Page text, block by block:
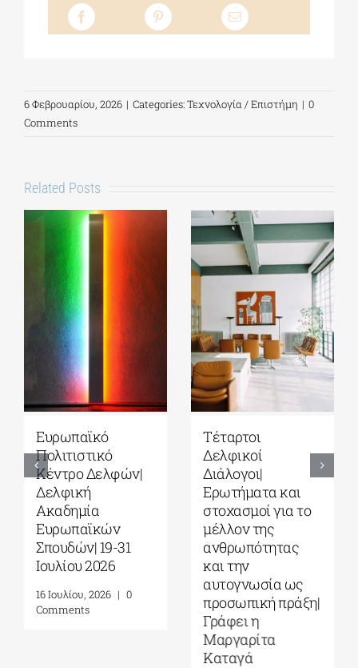
6 Φεβρουαρίου, 2026 | Categories:Τεχνολογία / Επιστήμη | 0
Comments
Related Posts
Ευρωπαϊκό
Πολιτιστικό
Κέντρο Δελφών|
Δελφική
Ακαδημία
Ευρωπαϊκών
Σπουδών| 19-31
Ιουλίου 2026
16 Ιουλίου, 2026 | 0
Comments
Τέταρτοι
Δελφικοί
Διάλογοι|
Ερωτήματα και
στοχασμοί για το
μέλλον της
ανθρωπότητας
και την
αυτογνωσία ως
προσωπική πράξη|
Γράφει η
Μαργαρίτα
Καταγά